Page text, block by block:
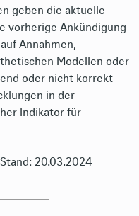
geben die aktuelle
vorherige Ankündigung
Annahmen,
Modellen oder
oder nicht korrekt
in der
Indikator für
20.03.2024